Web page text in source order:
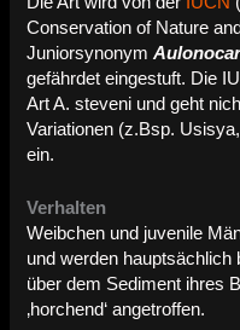
Conservation of Nature
Juniorsynonym
gefährdet eingestuft. Die
Art A. steveni und geht
Variationen (z.Bsp.
ein.
Verhalten
Weibchen und juvenile
und werden hauptsächlich
über dem Sediment ihres
‚horchend‘ angetroffen.